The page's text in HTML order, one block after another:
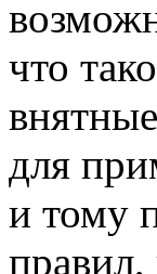
что
для
и тому
правил,